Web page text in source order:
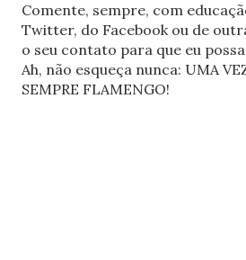
Comente, sempre, com
Twitter, do Facebook ou de
o seu contato para que eu
Ah, não esqueça nunca: UMA
SEMPRE FLAMENGO!